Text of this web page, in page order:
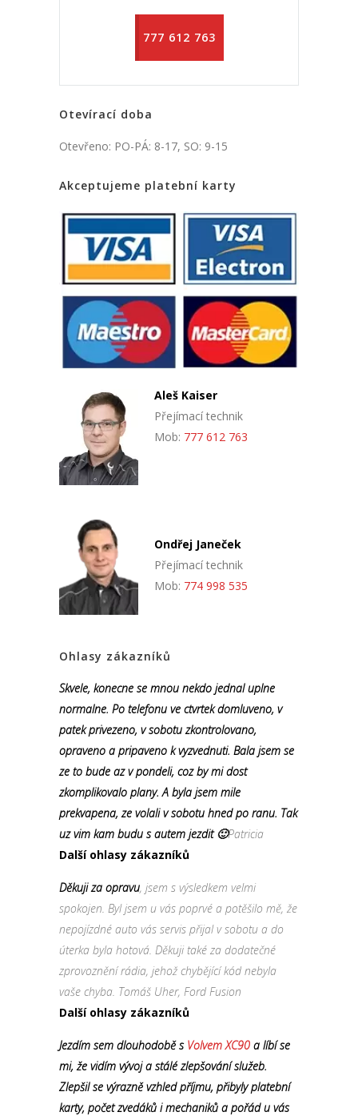
777 612 763
Otevírací doba
Otevřeno: PO-PÁ: 8-17, SO: 9-15
Akceptujeme platební karty
Aleš Kaiser
Přejímací technik
Mob: 777 612 763
Ondřej Janeček
Přejímací technik
Mob: 774 998 535
Ohlasy zákazníků
Skvele, konecne se mnou nekdo jednal uplne
normalne. Po telefonu ve ctvrtek domluveno, v
patek privezeno, v sobotu zkontrolovano,
opraveno a pripaveno k vyzvednuti. Bala jsem se
ze to bude az v pondeli, coz by mi dost
zkomplikovalo plany. A byla jsem mile
prekvapena, ze volali v sobotu hned po ranu. Tak
uz vim kam budu s autem jezdit 🙂Patricia
Další ohlasy zákazníků
Děkuji za opravu, jsem s výsledkem velmi
spokojen. Byl jsem u vás poprvé a potěšilo mě, že
nepojízdné auto vás servis přijal v sobotu a do
úterka byla hotová. Děkuji také za dodatečné
zprovoznění rádia, jehož chybějící kód nebyla
vaše chyba. Tomáš Uher, Ford Fusion
Další ohlasy zákazníků
Jezdím sem dlouhodobě s Volvem XC90 a líbí se
mi, že vidím vývoj a stálé zlepšování služeb.
Zlepšil se výrazně vzhled příjmu, přibyly platební
karty, počet zvedáků i mechaniků a pořád u vás